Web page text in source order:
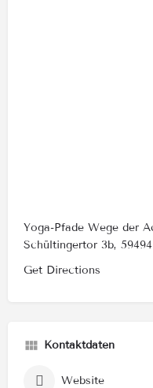
Yoga-Pfade Wege der
Schültingertor 3b,
Get Directions
Kontaktdaten
Website